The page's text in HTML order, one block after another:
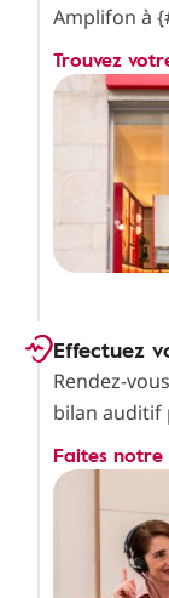
Amplifon à
Trouvez
Effectuez
Rendez-
bilan auditif
Faites